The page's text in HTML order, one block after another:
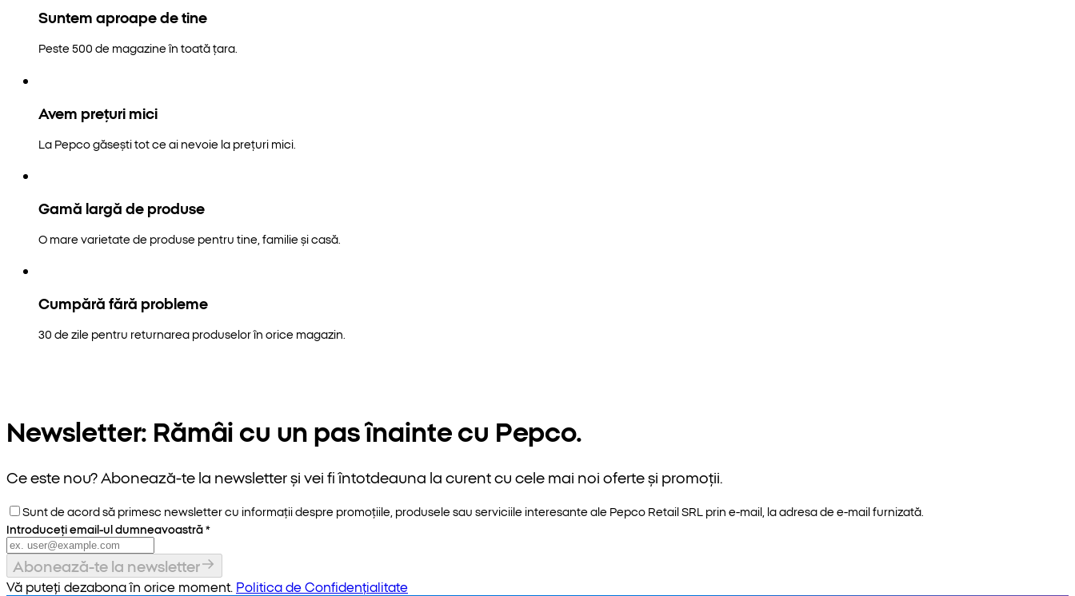
Suntem aproape de tine
Peste 500 de magazine în toată țara.
Avem prețuri mici
La Pepco găsești tot ce ai nevoie la prețuri mici.
Gamă largă de produse
O mare varietate de produse pentru tine, familie și casă.
Cumpără fără probleme
30 de zile pentru returnarea produselor în orice magazin.
Newsletter: Rămâi cu un pas înainte cu Pepco.
Ce este nou? Abonează-te la newsletter și vei fi întotdeauna la curent cu cele mai noi oferte și promoții.
Sunt de acord să primesc newsletter cu informații despre promoțiile, produsele sau serviciile interesante ale Pepco Retail SRL prin e-mail, la adresa de e-mail furnizată.
Introduceți email-ul dumneavoastră*
Abonează-te la newsletter
Vă puteți dezabona în orice moment. Politica de Confidențialitate